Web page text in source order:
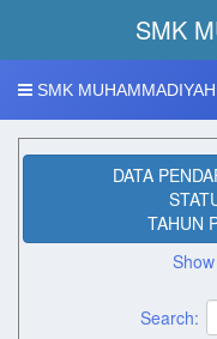
SMK
SMK
DATA
TAHUN
Show
Search: